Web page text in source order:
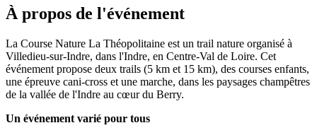
À propos de l'événement
La Course Nature La Théopolitaine est un trail nature organisé à
Villedieu-sur-Indre, dans l'Indre, en Centre-Val de Loire. Cet
événement propose deux trails (5 km et 15 km), des courses enfants,
une épreuve cani-cross et une marche, dans les paysages champêtres
de la vallée de l'Indre au cœur du Berry.
Un événement varié pour tous